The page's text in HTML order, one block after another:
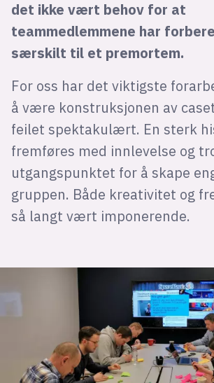
det ikke vært behov for at
teammedlemmene har
særskilt til et premortem.
For oss har det viktigste
å være konstruksjonen av
feilet spektakulært. En sterk
fremføres med innlevelse og
utgangspunktet for å skape
gruppen. Både kreativitet og
så langt vært imponerende.